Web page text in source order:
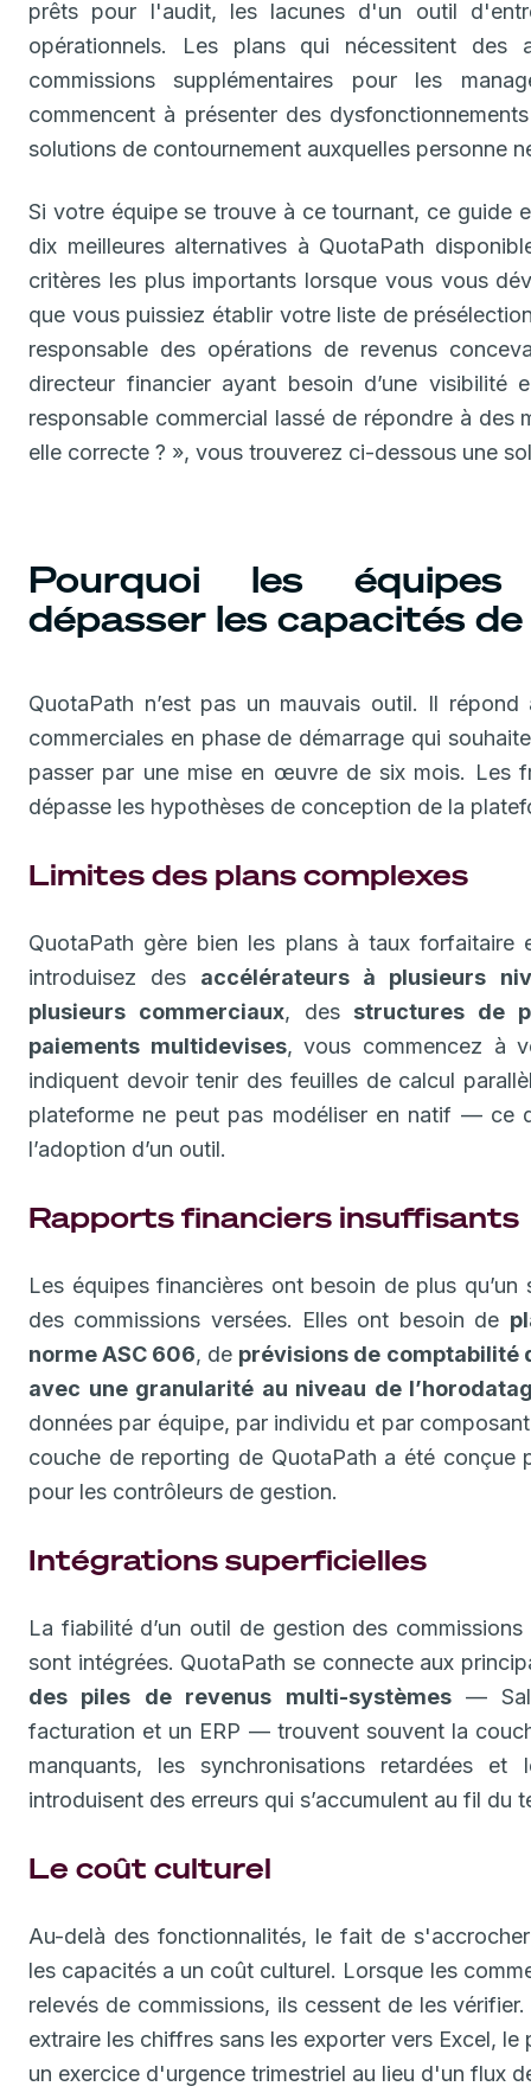
prêts pour l'audit, les lacunes d'un outil
opérationnels. Les plans qui nécessitent des
commissions supplémentaires pour les
commencent à présenter des
solutions de contournement auxquelles personne
Si votre équipe se trouve à ce tournant, ce guide
dix meilleures alternatives à QuotaPath
critères les plus importants lorsque vous vous
que vous puissiez établir votre liste de
responsable des opérations de revenus
directeur financier ayant besoin d’une
responsable commercial lassé de répondre à
elle correcte ? », vous trouverez ci-dessous une
Pourquoi les
dépasser les capacités
QuotaPath n’est pas un mauvais outil. Il
commerciales en phase de démarrage qui
passer par une mise en œuvre de six mois. Les
dépasse les hypothèses de conception de la
Limites des plans complexes
QuotaPath gère bien les plans à taux
introduisez des accélérateurs à plusieurs
plusieurs commerciaux, des structures de
paiements multidevises, vous commencez à
indiquent devoir tenir des feuilles de calcul
plateforme ne peut pas modéliser en natif — ce
l’adoption d’un outil.
Rapports financiers insuffisants
Les équipes financières ont besoin de plus
des commissions versées. Elles ont besoin de
norme ASC 606, de prévisions de comptabilité
avec une granularité au niveau de
données par équipe, par individu et par
couche de reporting de QuotaPath a été conçue
pour les contrôleurs de gestion.
Intégrations superficielles
La fiabilité d’un outil de gestion des
sont intégrées. QuotaPath se connecte aux
des piles de revenus multi-systèmes—
facturation et un ERP — trouvent souvent la
manquants, les synchronisations retardées et
introduisent des erreurs qui s’accumulent au fil du
Le coût culturel
Au-delà des fonctionnalités, le fait de
les capacités a un coût culturel. Lorsque les
relevés de commissions, ils cessent de les
extraire les chiffres sans les exporter vers Excel,
un exercice d'urgence trimestriel au lieu d'un flux